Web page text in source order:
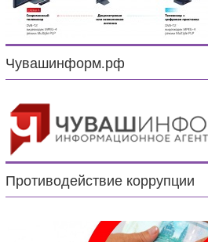
Чувашинформ.рф
Противодействие коррупции